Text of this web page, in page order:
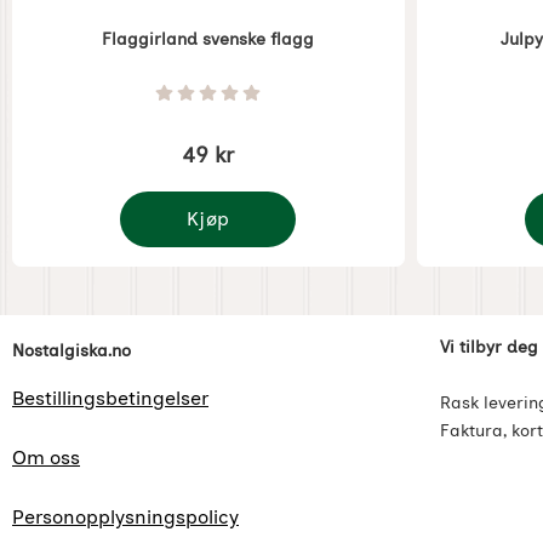
Flaggirland svenske flagg
Varenummer 1283 Vurdering: 0 Stjerne av 5
49 kr
Kjøp
Flaggirland svenske flagg
Varenummer
Footer-innhold Blandet informasjon og
Nostalgiska.no
Bestillingsbetingelser
Om oss
Personopplysningspolicy
Vi tilbyr deg
Rask
Faktura,